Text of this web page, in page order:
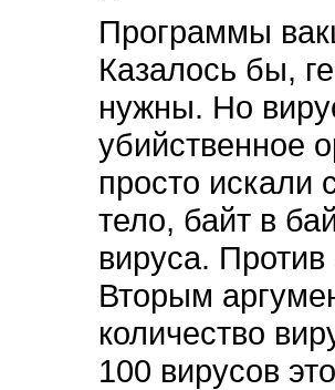
Программы
Казалось бы,
нужны. Но
убийственное
просто искали
тело, байт в
вируса.
Вторым
количество
100 вирусов